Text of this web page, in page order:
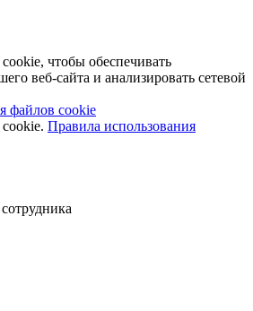
чтобы обеспечивать
веб-сайта и анализировать сетевой
файлов cookie
Правила использования